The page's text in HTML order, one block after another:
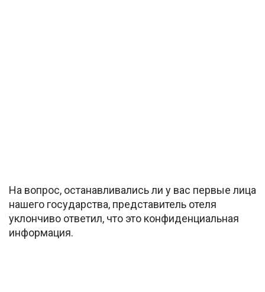
На вопрос, останавливались ли у вас первые лица
нашего государства, представитель отеля
уклончиво ответил, что это конфиденциальная
информация.